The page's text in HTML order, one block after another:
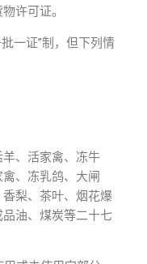
许可证。
一证”制，但下列情
、活家禽、冻牛
、冻乳鸽、大闸
梨、茶叶、烟花爆
油、煤炭等二十七